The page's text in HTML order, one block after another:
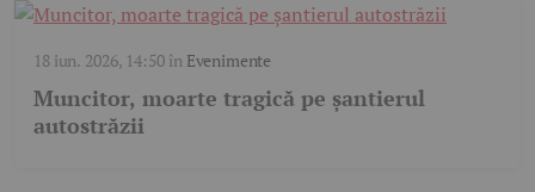
18 iun. 2026, 14:50în Evenimente
Muncitor, moarte tragică pe șantierul
autostrăzii